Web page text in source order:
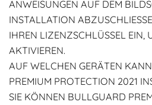
ANWEISUNGEN AUF DEM
INSTALLATION
HREN LIZENZSCHLÜSSEL EIN,
KTIVIEREN.
AUF WELCHEN GERÄTEN
PREMIUM PROTECTION 2021
SIE KÖNNEN BULLGUARD